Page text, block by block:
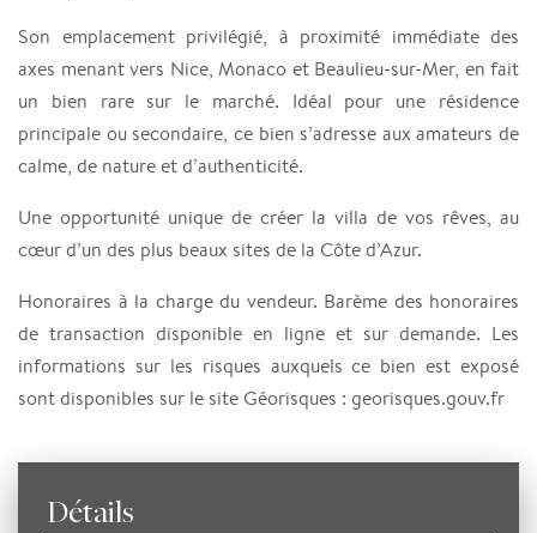
Son emplacement privilégié, à proximité immédiate des
axes menant vers Nice, Monaco et Beaulieu-sur-Mer, en fait
un bien rare sur le marché. Idéal pour une résidence
principale ou secondaire, ce bien s’adresse aux amateurs de
calme, de nature et d’authenticité.
Une opportunité unique de créer la villa de vos rêves, au
cœur d’un des plus beaux sites de la Côte d’Azur.
Honoraires à la charge du vendeur. Barème des honoraires
de transaction disponible en ligne et sur demande. Les
informations sur les risques auxquels ce bien est exposé
sont disponibles sur le site Géorisques : georisques.gouv.fr
Détails